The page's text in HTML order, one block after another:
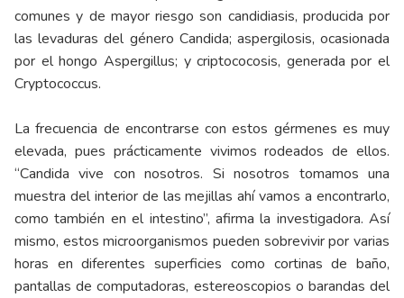
comunes y de mayor riesgo son candidiasis, producida por
las levaduras del género Candida; aspergilosis, ocasionada
por el hongo Aspergillus; y criptococosis, generada por el
Cryptococcus.
La frecuencia de encontrarse con estos gérmenes es muy
elevada, pues prácticamente vivimos rodeados de ellos.
“Candida vive con nosotros. Si nosotros tomamos una
muestra del interior de las mejillas ahí vamos a encontrarlo,
como también en el intestino”, afirma la investigadora. Así
mismo, estos microorganismos pueden sobrevivir por varias
horas en diferentes superficies como cortinas de baño,
pantallas de computadoras, estereoscopios o barandas del